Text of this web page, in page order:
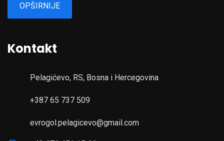
OPŠIRNIJE
Kontakt
Pelagićevo, RS, Bosna i Hercegovina
+387 65 737 509
evrogol.pelagicevo@gmail.com